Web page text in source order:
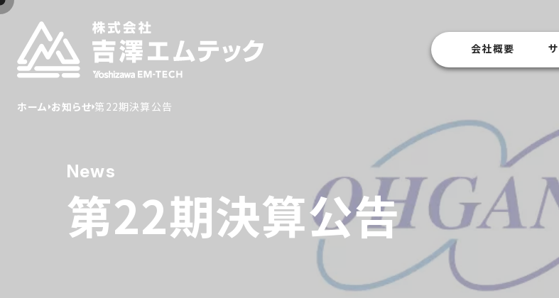
会社概要
News
第22期決算公告
ホーム お知らせ 第22期決算公告